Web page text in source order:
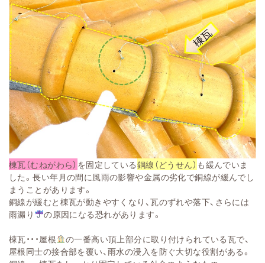
棟瓦（むねがわら） を固定している銅線（どうせん） も緩んでいま
した。長い年月の間に風雨の影響や金属の劣化で銅線が緩んでし
まうことがあります。
銅線が緩むと棟瓦が動きやすくなり、瓦のずれや落下、さらには
雨漏り
の原因になる恐れがあります。
棟瓦・・・屋根
の一番高い頂上部分に取り付けられている瓦で、
屋根同士の接合部を覆い、雨水の浸入を防ぐ大切な役割がある。